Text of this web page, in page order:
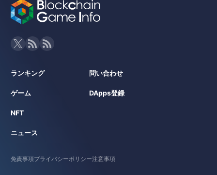
ランキング
ゲーム
NFT
ニュース
問い合わせ
DApps登録
免責事項プライバシーポリシー注意事項